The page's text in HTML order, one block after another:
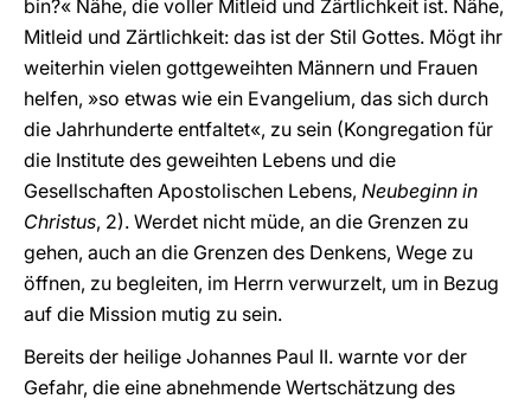
bin?« Nähe, die voller Mitleid und Zärtlichkeit ist. Nähe,
Mitleid und Zärtlichkeit: das ist der Stil Gottes. Mögt ihr
weiterhin vielen gottgeweihten Männern und Frauen
helfen, »so etwas wie ein Evangelium, das sich durch
die Jahrhunderte entfaltet«, zu sein (Kongregation für
die Institute des geweihten Lebens und die
Gesellschaften Apostolischen Lebens, Neubeginn in
Christus, 2). Werdet nicht müde, an die Grenzen zu
gehen, auch an die Grenzen des Denkens, Wege zu
öffnen, zu begleiten, im Herrn verwurzelt, um in Bezug
auf die Mission mutig zu sein.
Bereits der heilige Johannes Paul II. warnte vor der
Gefahr, die eine abnehmende Wertschätzung des